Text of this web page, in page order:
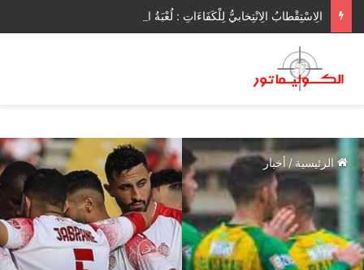
الِاسْتِقْطابُ الِانْتِخابيُّ لِلْكَفَاءَاتِ : لُعْبَةُ الأَحْزابِ الجَديدَةِ
الرئيسية / أخبار